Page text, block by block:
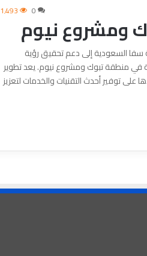
0 1٬493
ومشروع نيوم
السعودية إلى دعم تحقيق رؤية
في منطقة تبوك ومشروع نيوم. يعد تطوير
توفير أحدث التقنيات والخدمات لتعزيز